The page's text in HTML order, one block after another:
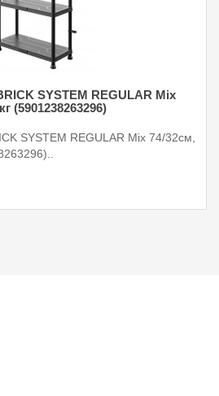
SYSTEM REGULAR Mix
(5901238263296)
SYSTEM REGULAR Mix 74/32см,